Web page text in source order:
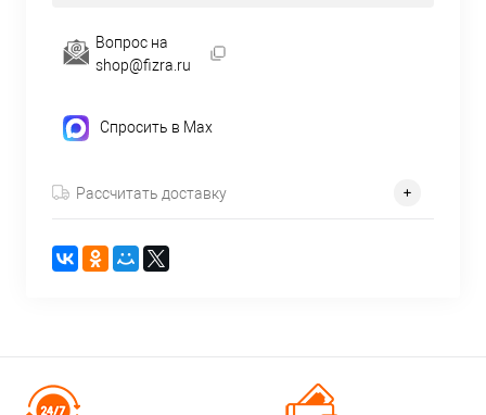
Вопрос на
shop@fizra.ru
Спросить в Max
Рассчитать доставку